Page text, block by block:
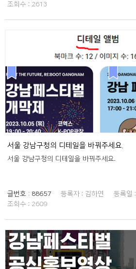
조회수 : 2613
서울 강남구청의 디테일을 바꿔주세요.
서울 강남구청의 디테일을 바꿔주세요.
글번호 : 88657 등록자 : 김하연 등록일 :
조회수 : 2609